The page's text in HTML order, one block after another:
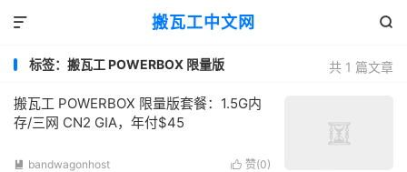
搬瓦工中文网 

共 1 篇文章
标签：搬瓦工 POWERBOX 限量版
搬瓦工 POWERBOX 限量版套餐：1.5G内
存/三网 CN2 GIA，年付$45
 赞(0)
 bandwagonhost